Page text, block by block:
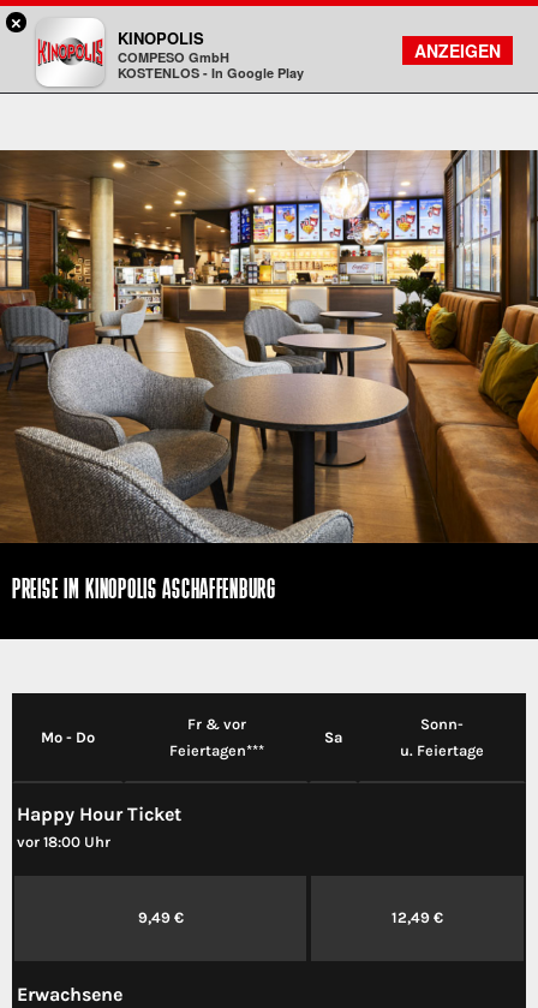
Kinopolis
FILMSUCHE
KONTO
PREISE IM KINOPOLIS ASCHAFFENBURG
Mo - Do
Fr & vor
Feiertagen***
Sa
Sonn-
u. Feiertage
Happy Hour Ticket
vor 18:00 Uhr
9,49 € 12,49 €
Erwachsene
×
KINOPOLIS
COMPESO GmbH
KOSTENLOS - In Google Play
ANZEIGEN